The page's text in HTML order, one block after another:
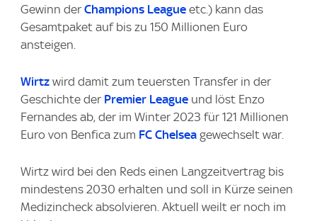
Gewinn der Champions League etc.) kann das
Gesamtpaket auf bis zu 150 Millionen Euro
ansteigen.
Wirtz wird damit zum teuersten Transfer in der
Geschichte der Premier League und löst Enzo
Fernandes ab, der im Winter 2023 für 121 Millionen
Euro von Benfica zum FC Chelsea gewechselt war.
Wirtz wird bei den Reds einen Langzeitvertrag bis
mindestens 2030 erhalten und soll in Kürze seinen
Medizincheck absolvieren. Aktuell weilt er noch im